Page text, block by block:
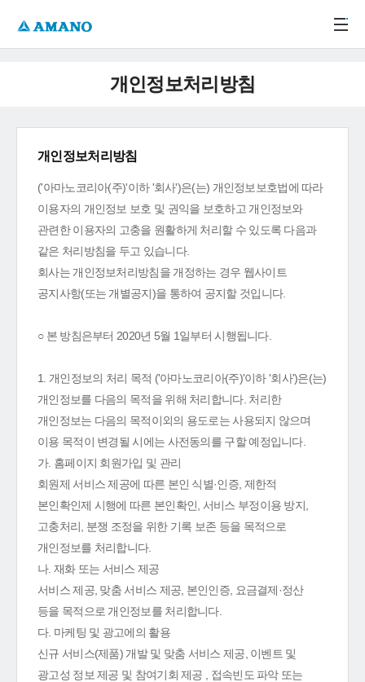
개인정보처리방침
개인정보처리방침
('아마노코리아(주)'이하 '회사')은(는) 개인정보보호법에 따라
이용자의 개인정보 보호 및 권익을 보호하고 개인정보와
관련한 이용자의 고충을 원활하게 처리할 수 있도록 다음과
같은 처리방침을 두고 있습니다.
회사는 개인정보처리방침을 개정하는 경우 웹사이트
공지사항(또는 개별공지)을 통하여 공지할 것입니다.
○ 본 방침은부터 2020년 5월 1일부터 시행됩니다.
1. 개인정보의 처리 목적 ('아마노코리아(주)'이하 '회사')은(는)
개인정보를 다음의 목적을 위해 처리합니다. 처리한
개인정보는 다음의 목적이외의 용도로는 사용되지 않으며
이용 목적이 변경될 시에는 사전동의를 구할 예정입니다.
가. 홈페이지 회원가입 및 관리
회원제 서비스 제공에 따른 본인 식별·인증, 제한적
본인확인제 시행에 따른 본인확인, 서비스 부정이용 방지,
고충처리, 분쟁 조정을 위한 기록 보존 등을 목적으로
개인정보를 처리합니다.
나. 재화 또는 서비스 제공
서비스 제공, 맞춤 서비스 제공, 본인인증, 요금결제·정산
등을 목적으로 개인정보를 처리합니다.
다. 마케팅 및 광고에의 활용
신규 서비스(제품) 개발 및 맞춤 서비스 제공, 이벤트 및
광고성 정보 제공 및 참여기회 제공 , 접속빈도 파악 또는